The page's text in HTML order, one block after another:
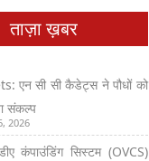
ताज़ा ख़बर
एन सी सी कैडेट्स ने पौधों को
संकल्प
2026
कंपाउंडिंग सिस्टम (OVCS)